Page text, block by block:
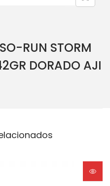
RUN STORM
DORADO AJI